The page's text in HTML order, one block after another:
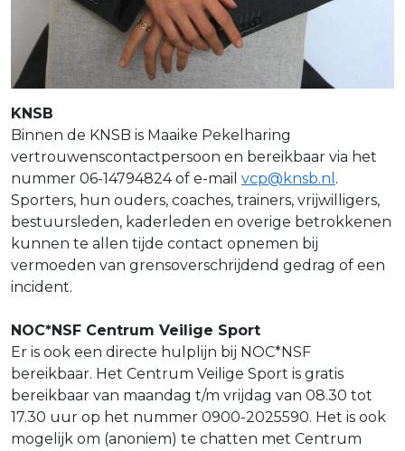
KNSB
Binnen de KNSB is Maaike Pekelharing
vertrouwenscontactpersoon en bereikbaar via het
nummer 06-14794824 of e-mail vcp@knsb.nl .
Sporters, hun ouders, coaches, trainers, vrijwilligers,
bestuursleden, kaderleden en overige betrokkenen
kunnen te allen tijde contact opnemen bij
vermoeden van grensoverschrijdend gedrag of een
incident.
NOC*NSF Centrum Veilige Sport
Er is ook een directe hulplijn bij NOC*NSF
bereikbaar. Het Centrum Veilige Sport is gratis
bereikbaar van maandag t/m vrijdag van 08.30 tot
17.30 uur op het nummer 0900-2025590. Het is ook
mogelijk om (anoniem) te chatten met Centrum